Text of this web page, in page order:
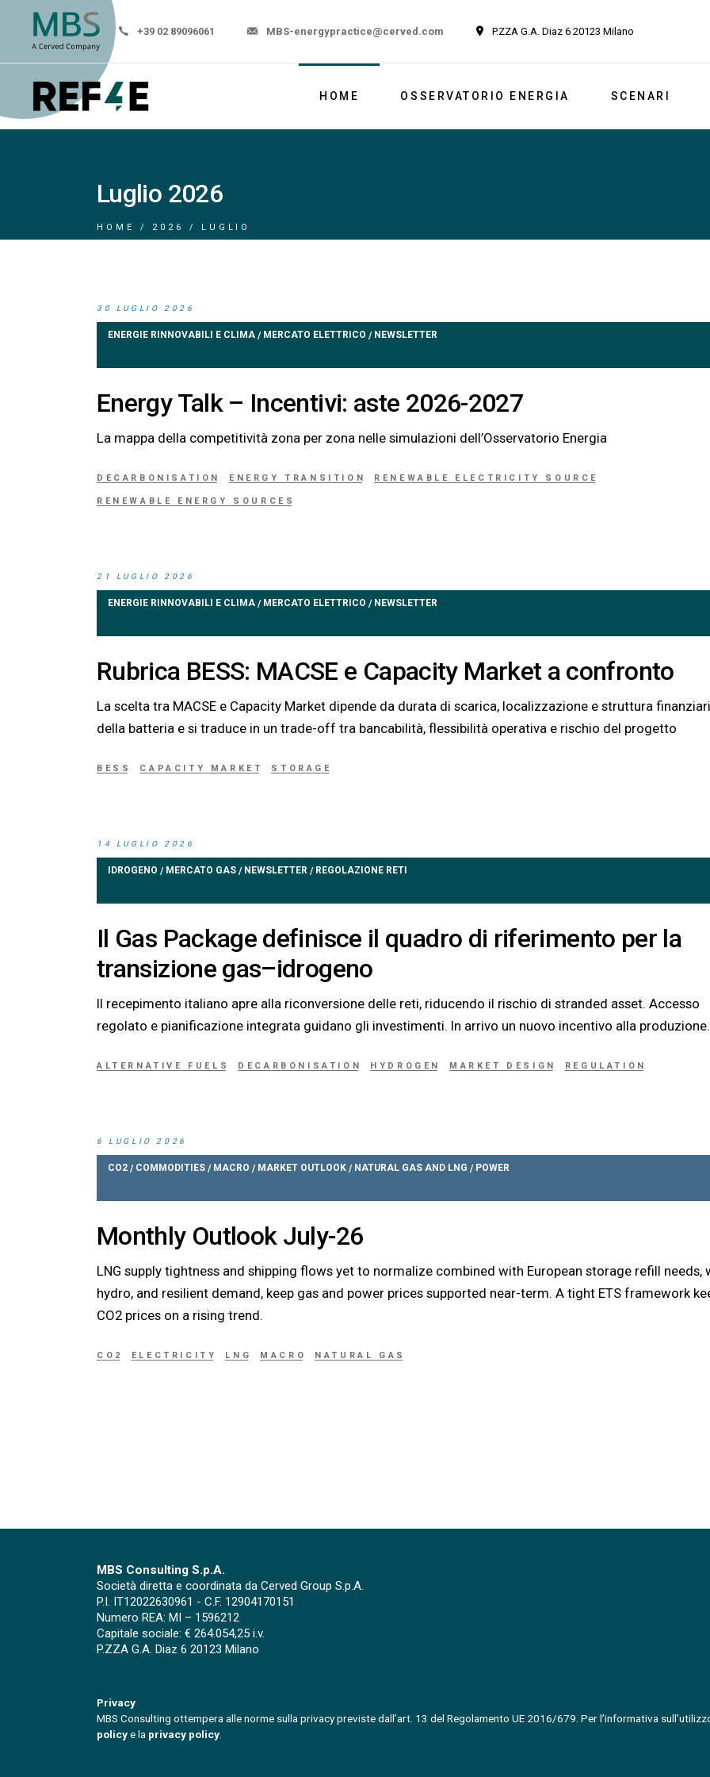
+39 02 89096061 MBS-energypractice@cerved.com P.ZZA G.A. Diaz 6 20123 Milano
HOME OSSERVATORIO ENERGIA SCENARI
Luglio 2026
HOME 2026 LUGLIO
30 LUGLIO 2026
ENERGIE RINNOVABILI E CLIMA / MERCATO ELETTRICO / NEWSLETTER
Energy Talk – Incentivi: aste 2026-2027
La mappa della competitività zona per zona nelle simulazioni dell’Osservatorio Energia
DECARBONISATION ENERGY TRANSITION RENEWABLE ELECTRICITY SOURCE
RENEWABLE ENERGY SOURCES
21 LUGLIO 2026
ENERGIE RINNOVABILI E CLIMA / MERCATO ELETTRICO / NEWSLETTER
Rubrica BESS: MACSE e Capacity Market a confronto
La scelta tra MACSE e Capacity Market dipende da durata di scarica, localizzazione e struttura
della batteria e si traduce in un trade-off tra bancabilità, flessibilità operativa e rischio del progetto
BESS CAPACITY MARKET STORAGE
14 LUGLIO 2026
IDROGENO / MERCATO GAS / NEWSLETTER / REGOLAZIONE RETI
Il Gas Package definisce il quadro di riferimento per la
transizione gas–idrogeno
Il recepimento italiano apre alla riconversione delle reti, riducendo il rischio di stranded asset. Accesso
regolato e pianificazione integrata guidano gli investimenti. In arrivo un nuovo incentivo alla produzione.
ALTERNATIVE FUELS DECARBONISATION HYDROGEN MARKET DESIGN REGULATION
6 LUGLIO 2026
CO2 / COMMODITIES / MACRO / MARKET OUTLOOK / NATURAL GAS AND LNG / POWER
Monthly Outlook July-26
LNG supply tightness and shipping flows yet to normalize combined with European storage refill needs,
hydro, and resilient demand, keep gas and power prices supported near-term. A tight ETS framework
CO2 prices on a rising trend.
CO2 ELECTRICITY LNG MACRO NATURAL GAS
MBS Consulting S.p.A.
Società diretta e coordinata da Cerved Group S.p.A.
P.I. IT12022630961 - C.F. 12904170151
Numero REA: MI – 1596212
Capitale sociale: € 264.054,25 i.v.
P.ZZA G.A. Diaz 6 20123 Milano
Privacy
MBS Consulting ottempera alle norme sulla privacy previste dall’art. 13 del Regolamento UE 2016/679. Per l’informativa
policye la privacy policy